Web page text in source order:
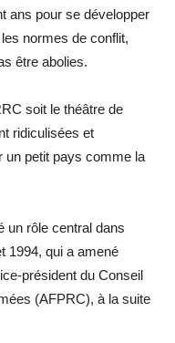
ans pour se développer
normes de conflit,
être abolies.
soit le théâtre de
ridiculisées et
un petit pays comme la
un rôle central dans
1994, qui a amené
président du Conseil
(AFPRC), à la suite